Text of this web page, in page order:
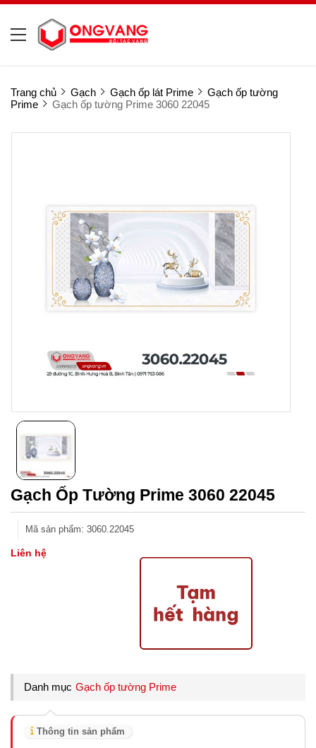
Trang chủ Gạch Gạch ốp lát Prime
Gạch ốp tường
Prime
Gạch ốp tường Prime 3060 22045
Gạch Ốp Tường Prime 3060 22045
Mã sản phẩm: 3060.22045
Liên hệ
Danh mục Gạch ốp tường Prime
Thông tin sản phẩm